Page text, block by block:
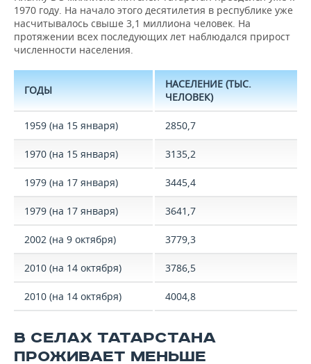
1970 году. На начало этого десятилетия в республике уже
насчитывалось свыше 3,1 миллиона человек. На
протяжении всех последующих лет наблюдался прирост
численности населения.
ГОДЫ
НАСЕЛЕНИЕ (ТЫС.
ЧЕЛОВЕК)
1959 (на 15 января) 2850,7
1970 (на 15 января) 3135,2
1979 (на 17 января) 3445,4
1979 (на 17 января) 3641,7
2002 (на 9 октября) 3779,3
2010 (на 14 октября) 3786,5
2010 (на 14 октября) 4004,8
В СЕЛАХ ТАТАРСТАНА
ПРОЖИВАЕТ МЕНЬШЕ